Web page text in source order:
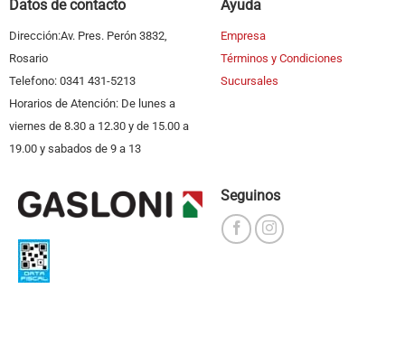
Datos de contacto
Dirección:Av. Pres. Perón 3832,
Rosario
Telefono: 0341 431-5213
Horarios de Atención: De lunes a
viernes de 8.30 a 12.30 y de 15.00 a
19.00 y sabados de 9 a 13
Ayuda
Empresa
Términos y Condiciones
Sucursales
Seguinos